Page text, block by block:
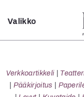
Sulje
Valikko
Verkkoartikkeli
Pääkirjoitus